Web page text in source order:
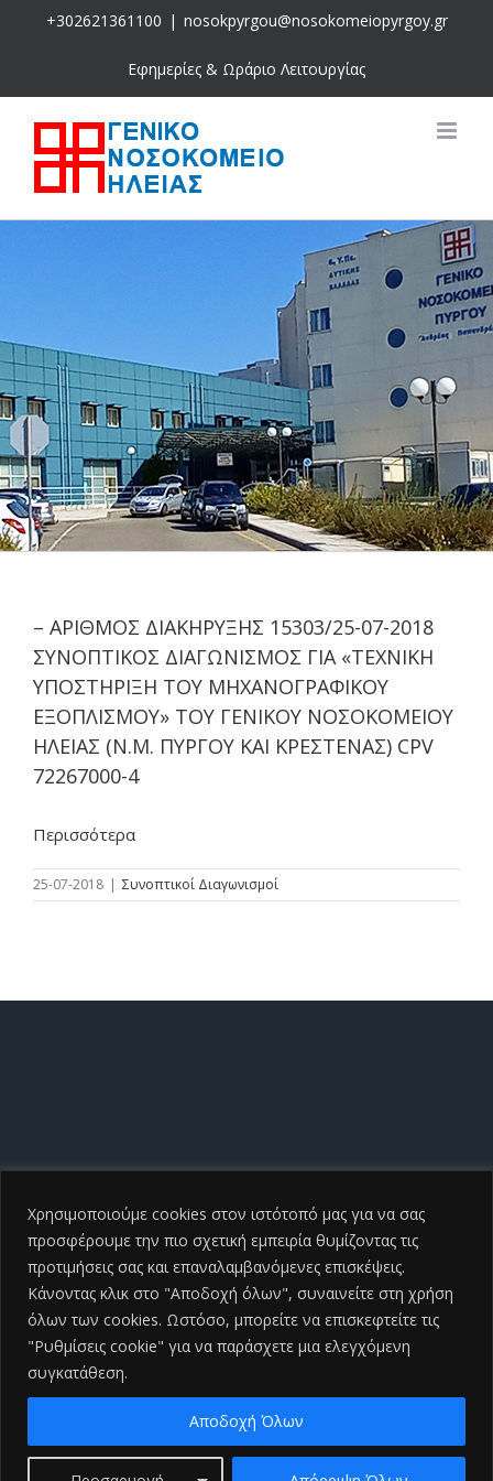
Χρησιμοποιούμε cookies στον ιστότοπό μας για να σας
προσφέρουμε την πιο σχετική εμπειρία θυμίζοντας τις
προτιμήσεις σας και επαναλαμβανόμενες επισκέψεις.
Κάνοντας κλικ στο "Αποδοχή όλων", συναινείτε στη χρήση
όλων των cookies. Ωστόσο, μπορείτε να επισκεφτείτε τις
"Ρυθμίσεις cookie" για να παράσχετε μια ελεγχόμενη
συγκατάθεση.
Αποδοχή Όλων
+302621361100 | nosokpyrgou@nosokomeiopyrgoy.gr
Εφημερίες & Ωράριο Λειτουργίας
– ΑΡΙΘΜΟΣ ΔΙΑΚΗΡΥΞΗΣ 15303/25-07-2018
ΣΥΝΟΠΤΙΚΟΣ ΔΙΑΓΩΝΙΣΜΟΣ ΓΙΑ «ΤΕΧΝΙΚΗ
ΥΠΟΣΤΗΡΙΞΗ ΤΟΥ ΜΗΧΑΝΟΓΡΑΦΙΚΟΥ
ΕΞΟΠΛΙΣΜΟΥ» ΤΟΥ ΓΕΝΙΚΟΥ ΝΟΣΟΚΟΜΕΙΟΥ
ΗΛΕΙΑΣ (Ν.Μ. ΠΥΡΓΟΥ ΚΑΙ ΚΡΕΣΤΕΝΑΣ) CPV
72267000-4
Περισσότερα
25-07-2018 | Συνοπτικοί Διαγωνισμοί
Copyright ©2026 Γενικό Νοσοκομείο Ηλείας |All Rights
2026 | Developed by
Facebook